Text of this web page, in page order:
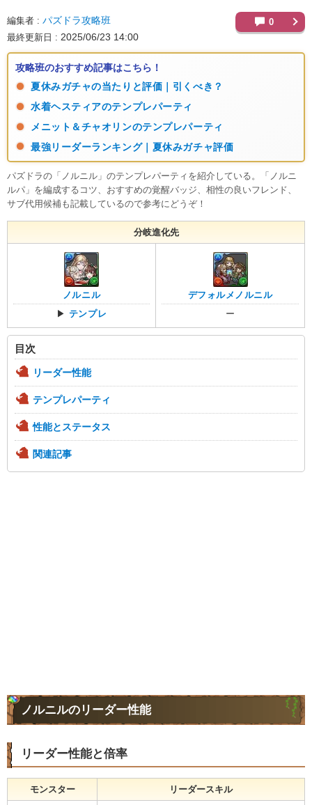
編集者 パズドラ攻略班
最終更新日 2025/06/23 14:00
0
攻略班のおすすめ記事はこちら！
夏休みガチャの当たりと評価｜引くべき？
水着ヘスティアのテンプレパーティ
メニット＆チャオリンのテンプレパーティ
最強リーダーランキング｜夏休みガチャ評価
パズドラの「ノルニル」のテンプレパーティを紹介している。「ノルニ
ルパ」を編成するコツ、おすすめの覚醒バッジ、相性の良いフレンド、
サブ代用候補も記載しているので参考にどうぞ！
分岐進化先
ノルニル
▶ テンプレ
デフォルメノルニル
ー
目次
リーダー性能
テンプレパーティ
性能とステータス
関連記事
ノルニルのリーダー性能
リーダー性能と倍率
モンスター リーダースキル